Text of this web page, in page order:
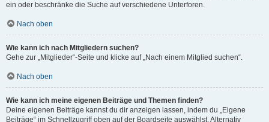
ein oder beschränke die Suche auf verschiedene Unterforen.
Nach oben
Wie kann ich nach Mitgliedern suchen?
Gehe zur „Mitglieder“-Seite und klicke auf „Nach einem Mitglied suchen“.
Nach oben
Wie kann ich meine eigenen Beiträge und Themen finden?
Deine eigenen Beiträge kannst du dir anzeigen lassen, indem du „Eigene
Beiträge“ im Schnellzugriff oben auf der Boardseite auswählst. Alternativ